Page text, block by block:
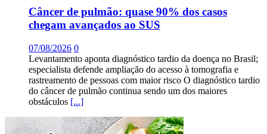
Câncer de pulmão: quase 90% dos casos
chegam avançados ao SUS
07/08/2026 0
Levantamento aponta diagnóstico tardio da doença no Brasil;
especialista defende ampliação do acesso à tomografia e
rastreamento de pessoas com maior risco O diagnóstico tardio
do câncer de pulmão continua sendo um dos maiores
obstáculos [...]